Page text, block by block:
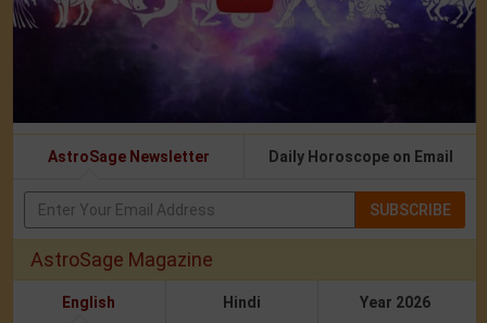
AstroSage Newsletter Daily Horoscope on Email
SUBSCRIBE
AstroSage Magazine
English Hindi Year 2026